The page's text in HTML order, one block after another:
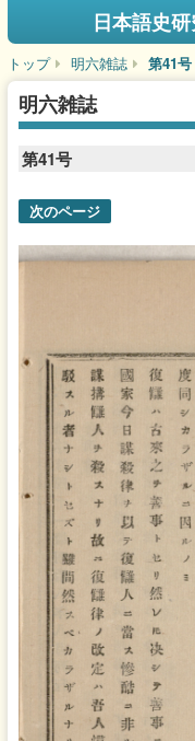
日本語史
トップ 明六雑誌 第41号
明六雑誌
第41号
次のページ